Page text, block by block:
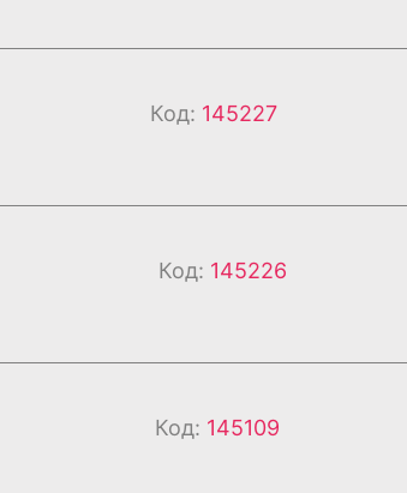
Код: 145227
Код: 145226
Код: 145109